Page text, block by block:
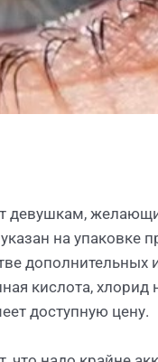
девушкам,
на
дополнительных
кислота, хлорид
доступную цену.